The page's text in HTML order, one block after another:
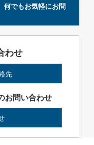
でもお気軽にお問
わせ
先
お問い合わせ